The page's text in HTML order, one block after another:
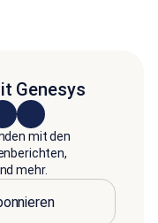
Genesys
mit den
mehr.